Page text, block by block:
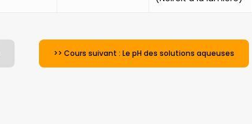
>> Cours suivant : Le pH des solutions aqueuses